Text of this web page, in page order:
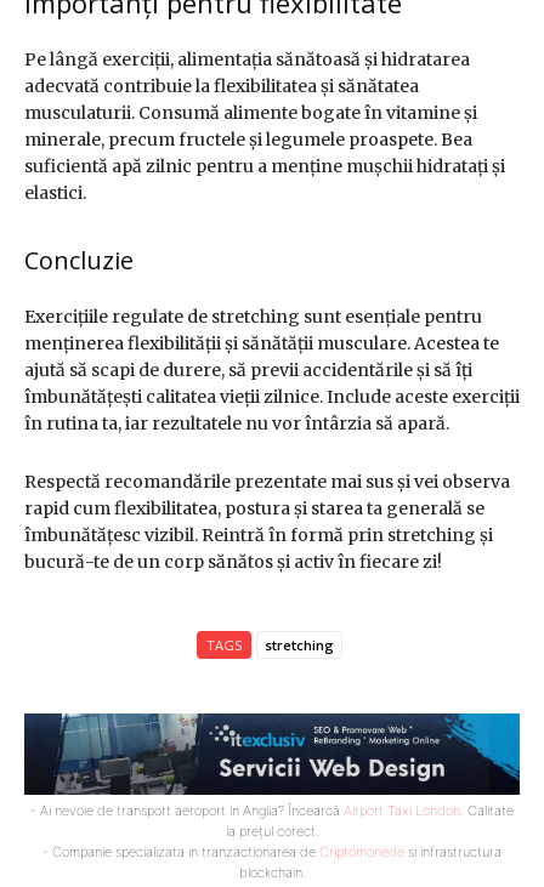
Pe lângă exerciții, alimentația sănătoasă și hidratarea
adecvată contribuie la flexibilitatea și sănătatea
musculaturii. Consumă alimente bogate în vitamine și
minerale, precum fructele și legumele proaspete. Bea
suficientă apă zilnic pentru a menține mușchii hidratați și
elastici.
Concluzie
Exercițiile regulate de stretching sunt esențiale pentru
menținerea flexibilității și sănătății musculare. Acestea te
ajută să scapi de durere, să previi accidentările și să îți
îmbunătățești calitatea vieții zilnice. Include aceste exerciții
în rutina ta, iar rezultatele nu vor întârzia să apară.
Respectă recomandările prezentate mai sus și vei observa
rapid cum flexibilitatea, postura și starea ta generală se
îmbunătățesc vizibil. Reintră în formă prin stretching și
bucură-te de un corp sănătos și activ în fiecare zi!
TAGS stretching
- Ai nevoie de transport aeroport in Anglia? Încearcă Airport Taxi London. Calitate
la prețul corect.
- Companie specializata in tranzactionarea de Criptomonede si infrastructura
blockchain.